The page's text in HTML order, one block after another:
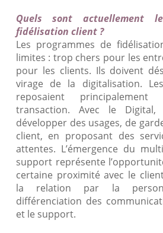
Quels sont actuellement
fidélisation client ?
Les programmes de
limites : trop chers pour les
pour les clients. Ils doivent
virage de la digitalisation.
reposaient
transaction. Avec le
développer des usages, de
client, en proposant des
attentes. L’émergence du
support représente
certaine proximité avec le
la relation par la
différenciation des
et le support.